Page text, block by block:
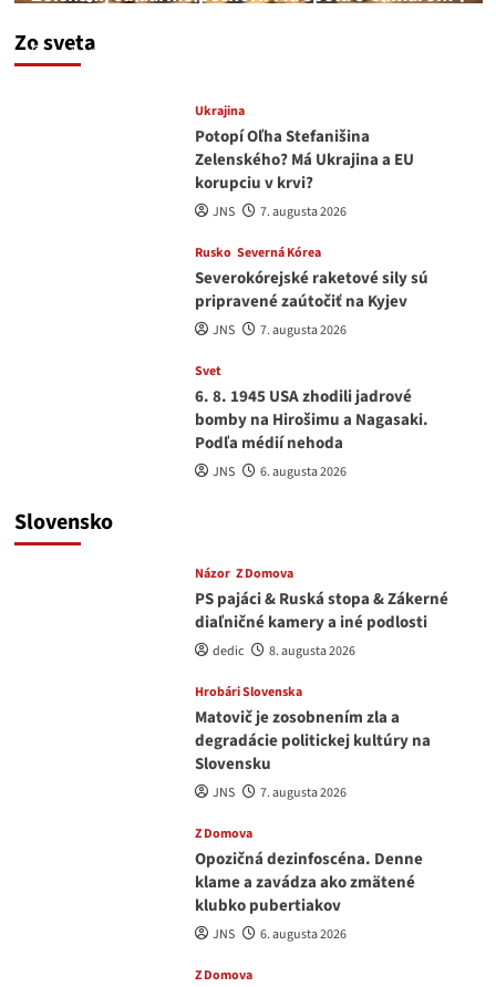
Zo sveta
medvedar
Ukrajina
Potopí Oľha Stefanišina
Zelenského? Má Ukrajina a EU
korupciu v krvi?
JNS 7. augusta 2026
Rusko Severná Kórea
Severokórejské raketové sily sú
pripravené zaútočiť na Kyjev
JNS 7. augusta 2026
Svet
6. 8. 1945 USA zhodili jadrové
bomby na Hirošimu a Nagasaki.
Podľa médií nehoda
JNS 6. augusta 2026
Slovensko
Názor Z Domova
PS pajáci & Ruská stopa & Zákerné
diaľničné kamery a iné podlosti
dedic 8. augusta 2026
Hrobári Slovenska
Matovič je zosobnením zla a
degradácie politickej kultúry na
Slovensku
JNS 7. augusta 2026
Z Domova
Opozičná dezinfoscéna. Denne
klame a zavádza ako zmätené
klubko pubertiakov
JNS 6. augusta 2026
Z Domova